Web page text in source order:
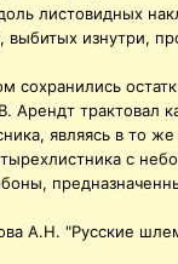
листовидных
изнутри,
сохранились
Арендт трактовал
являясь в то
с
А.Н. "Русские